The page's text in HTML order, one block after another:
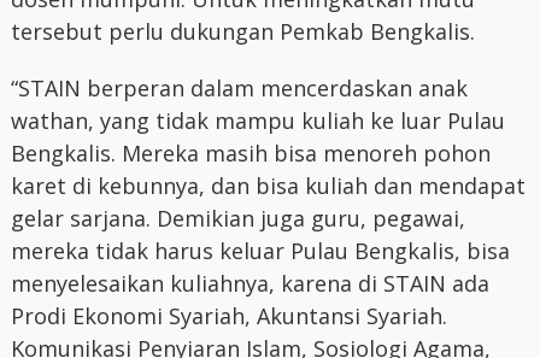
tersebut perlu dukungan Pemkab Bengkalis.
“STAIN berperan dalam mencerdaskan anak
wathan, yang tidak mampu kuliah ke luar Pulau
Bengkalis. Mereka masih bisa menoreh pohon
karet di kebunnya, dan bisa kuliah dan mendapat
gelar sarjana. Demikian juga guru, pegawai,
mereka tidak harus keluar Pulau Bengkalis, bisa
menyelesaikan kuliahnya, karena di STAIN ada
Prodi Ekonomi Syariah, Akuntansi Syariah.
Komunikasi Penyiaran Islam, Sosiologi Agama,